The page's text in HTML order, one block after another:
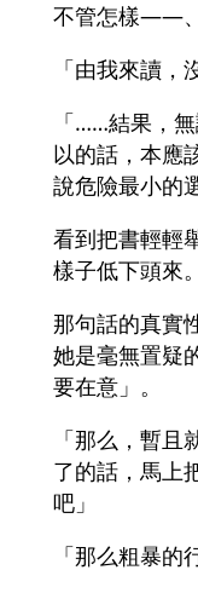
不管怎樣――、
「由我來讀，
「……結果，
以的話，本應
說危險最小的
看到把書輕輕
樣子低下頭來。
那句話的真實
她是毫無置疑
要在意」。
「那么，暫
了的話，馬上
吧」
「那么粗暴